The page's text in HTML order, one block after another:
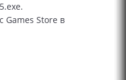
Games Store в